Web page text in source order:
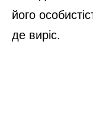
його
де виріс.